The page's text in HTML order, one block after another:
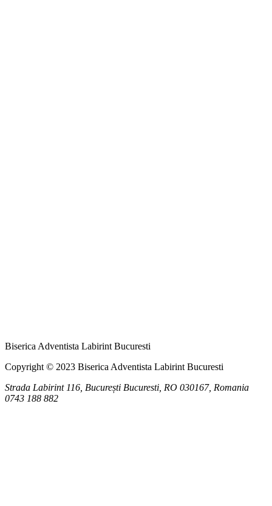
Biserica Adventista Labirint Bucuresti
Copyright © 2023 Biserica Adventista Labirint Bucuresti
Strada Labirint 116, București Bucuresti, RO 030167, Romania
0743 188 882